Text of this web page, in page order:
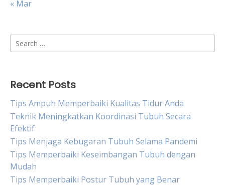
« Mar
Search
for:
Recent Posts
Tips Ampuh Memperbaiki Kualitas Tidur Anda
Teknik Meningkatkan Koordinasi Tubuh Secara
Efektif
Tips Menjaga Kebugaran Tubuh Selama Pandemi
Tips Memperbaiki Keseimbangan Tubuh dengan
Mudah
Tips Memperbaiki Postur Tubuh yang Benar